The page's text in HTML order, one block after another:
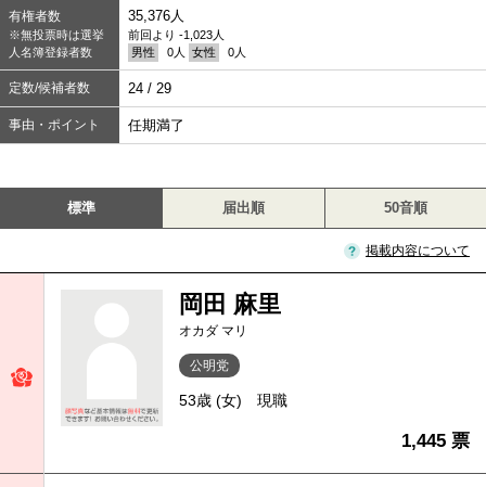
有権者数
※無投票時は選挙
人名簿登録者数
35,376人
前回より -1,023人
男性
0人 女性 0人
定数/候補者数 24 / 29
事由・ポイント 任期満了
標準 届出順 50音順
掲載内容について
岡田 麻里
オカダ マリ
公明党
53歳 (女) 現職
1,445 票